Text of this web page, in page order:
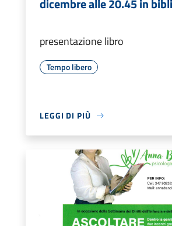
dicembre alle 20.45 in
presentazione libro
Tempo libero
LEGGI DI PIÙ